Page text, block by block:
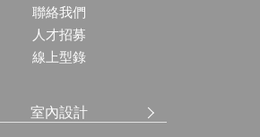
聯絡我們
人才招募
線上型錄
室內設計